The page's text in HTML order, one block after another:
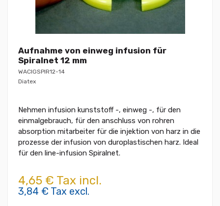
Aufnahme von einweg infusion für
Spiralnet 12 mm
WACIGSPIR12-14
Diatex
Nehmen infusion kunststoff -, einweg -, für den
einmalgebrauch, für den anschluss von rohren
absorption mitarbeiter für die injektion von harz in die
prozesse der infusion von duroplastischen harz. Ideal
für den line-infusion Spiralnet.
4,65 € Tax incl.
3,84 € Tax excl.